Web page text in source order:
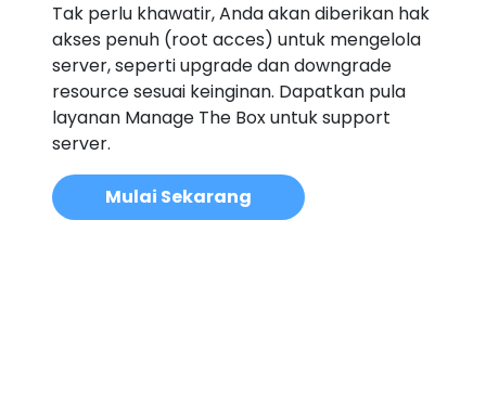
Tak perlu khawatir, Anda akan diberikan hak
akses penuh (root acces) untuk mengelola
server, seperti upgrade dan downgrade
resource sesuai keinginan. Dapatkan pula
layanan Manage The Box untuk support
server.
Mulai Sekarang